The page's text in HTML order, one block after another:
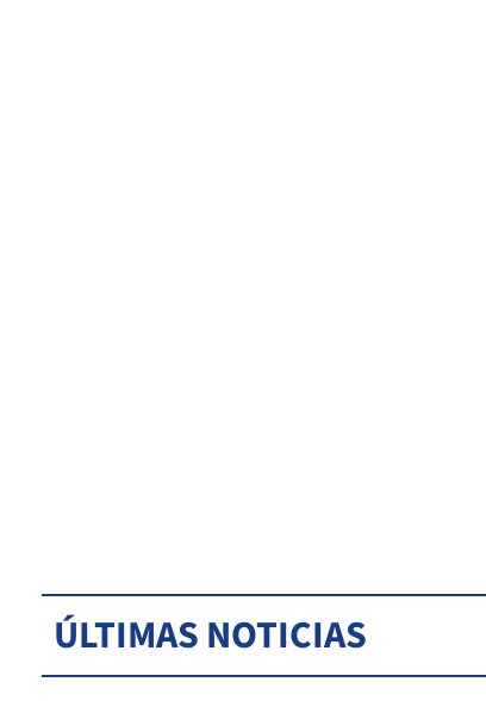
ÚLTIMAS NOTICIAS